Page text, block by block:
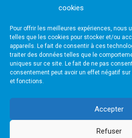
cookies
Pour offrir les meilleures expériences, nous
telles que les cookies pour stocker et/ou
appareils. Le fait de consentir à ces
traiter des données telles que le
uniques sur ce site. Le fait de ne pas
consentement peut avoir un effet négatif
et fonctions.
Accepter
Refuser
Golf Club Rochefort Océan
1608 Rte Impériale,
17450 Saint-Laurent-de-la-Prée
golfrochefortais@gmail.com